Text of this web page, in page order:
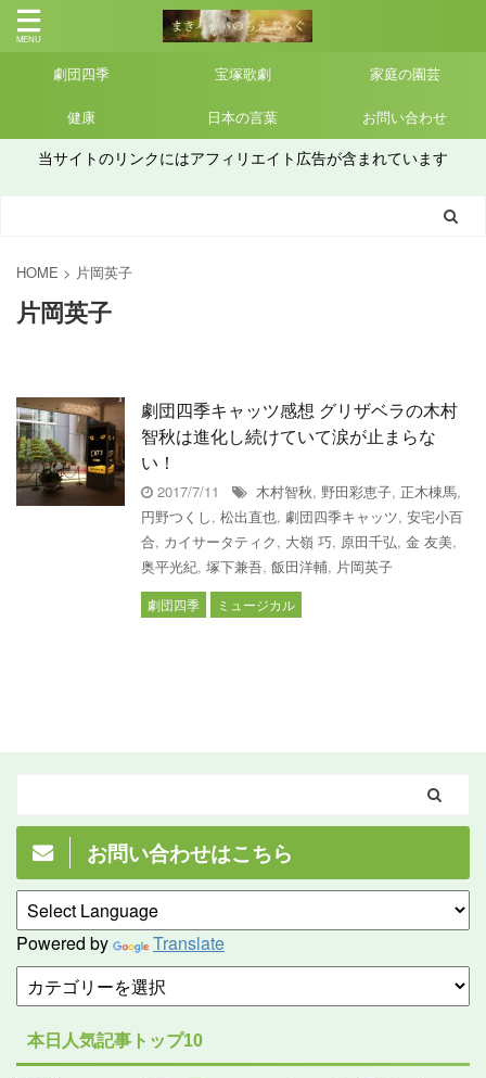
劇団四季 宝塚歌劇 家庭の園芸
健康 日本の言葉 お問い合わせ
当サイトのリンクにはアフィリエイト広告が含まれています
HOME > 片岡英子
片岡英子
劇団四季キャッツ感想 グリザベラの木村
智秋は進化し続けていて涙が止まらな
い！
2017/7/11 木村智秋, 野田彩恵子, 正木棟馬,
円野つくし, 松出直也, 劇団四季キャッツ, 安宅小百
合, カイサータティク, 大嶺 巧, 原田千弘, 金 友美,
奥平光紀, 塚下兼吾, 飯田洋輔, 片岡英子
劇団四季 ミュージカル
お問い合わせはこちら
Powered by Translate
本日人気記事トップ10